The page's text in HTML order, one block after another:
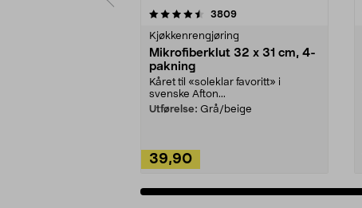
3809anmeldelser
Kjøkkenrengjøring
Mikrofiberklut 32 x 31 cm, 4-
pakning
Kåret til «soleklar favoritt» i
svenske Afton...
Utførelse: Grå/beige
39,90
4.5av 5 stjerner